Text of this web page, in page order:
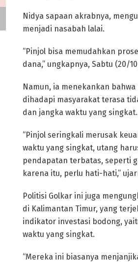
Nidya sapaan akrabnya,
menjadi nasabah lalai.
“Pinjol bisa memudahkan
dana,” ungkapnya, Sabtu (20/
Namun, ia menekankan
dihadapi masyarakat terasa
dan jangka waktu yang singkat.
“Pinjol seringkali merusak
waktu yang singkat, utang
pendapatan terbatas, seperti
karena itu, perlu hati-hati,”
Politisi Golkar ini juga
di Kalimantan Timur, yang
indikator investasi bodong,
waktu yang singkat.
“Mereka ini biasanya